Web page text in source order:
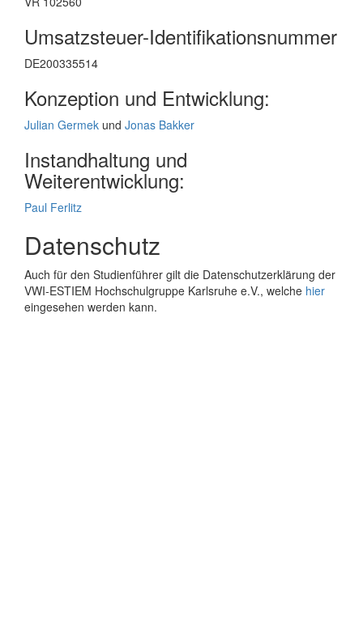
Umsatzsteuer-Identifikationsnummer
DE200335514
Konzeption und Entwicklung:
Julian Germek und Jonas Bakker
Instandhaltung und
Weiterentwicklung:
Paul Ferlitz
Datenschutz
Auch für den Studienführer gilt die Datenschutzerklärung der
VWI-ESTIEM Hochschulgruppe Karlsruhe e.V., welche hier
eingesehen werden kann.